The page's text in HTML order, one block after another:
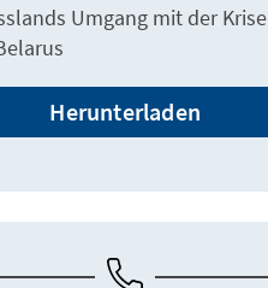
Umgang mit der Krise
Herunterladen